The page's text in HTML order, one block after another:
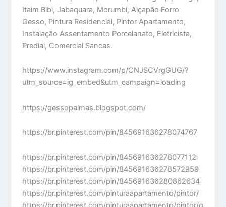
Itaim Bibi, Jabaquara, Morumbi, Alçapão Forro
Gesso, Pintura Residencial, Pintor Apartamento,
Instalação Assentamento Porcelanato, Eletricista,
Predial, Comercial Sancas.
https://www.instagram.com/p/CNJSCVrgGUG/?
utm_source=ig_embed&utm_campaign=loading
https://gessopalmas.blogspot.com/
https://br.pinterest.com/pin/845691636278074767
https://br.pinterest.com/pin/845691636278077112
https://br.pinterest.com/pin/845691636278572959
https://br.pinterest.com/pin/845691636280862634
https://br.pinterest.com/pinturaapartamento/pintor/